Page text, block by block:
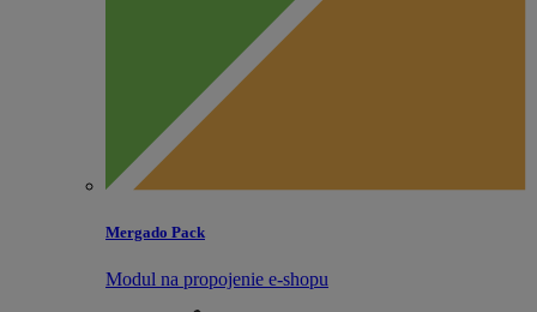
Mergado Pack
Modul na propojenie e‑shopu